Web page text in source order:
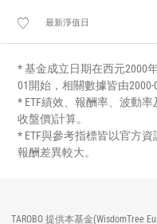
最新淨值日
* 基金成立日期在西元2000
01開始，相關數據皆由2000-
* ETF績效、報酬率、波動
收盤價)計算。
* ETF與參考指標皆以官方
報酬差異較大。
TAROBO 提供本基金(WisdomTree